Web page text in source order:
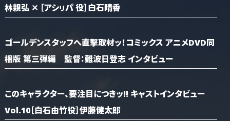
林親弘 ✕ ［アシㇼパ 役］白石晴香
ゴールデンスタッフへ直撃取材ッ！コミックス アニメDVD同
梱版 第三弾編 監督：難波日登志 インタビュー
このキャラクター、要注目につきッ!! キャストインタビュー
Vol.10［白石由竹役］伊藤健太郎